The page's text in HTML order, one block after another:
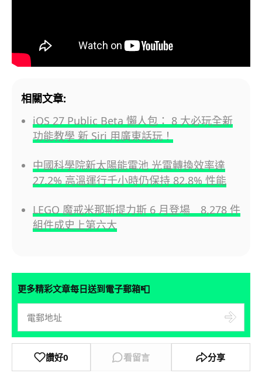
相關文章:
iOS 27 Public Beta 懶人包： 8 大必玩全新
功能教學 新 Siri 用廣東話玩！
中國科學院新太陽能電池 光電轉換效率達
27.2% 高溫運行千小時仍保持 82.8% 性能
LEGO 魔戒米那斯提力斯 6 月登場 8,278 件
組件成史上第六大
更多精彩文章每日送到電子郵箱📮
讚好0 看留言 分享